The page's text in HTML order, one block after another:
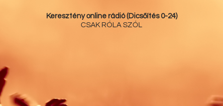
Keresztény online rádió (Dicsőítés 0-24)
CSAK RÓLA SZÓL
Kapcsolat